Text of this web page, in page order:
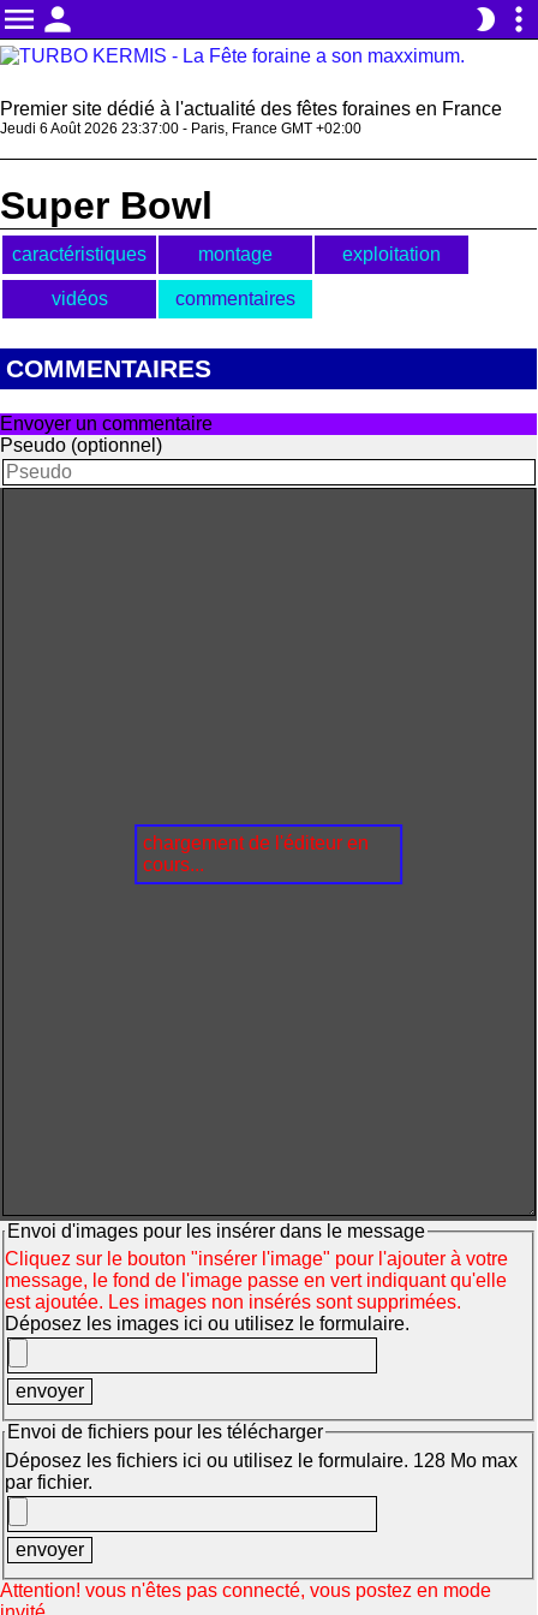
menu person brightness_2 more_vert
Premier site dédié à l'actualité des fêtes foraines en France
Jeudi 6 Août 2026 23:37:00 - Paris, France GMT +02:00
Super Bowl
caractéristiques montage exploitation
vidéos commentaires
COMMENTAIRES
Envoyer un commentaire
Pseudo (optionnel)
chargement de l'éditeur en
cours...
Envoi d'images pour les insérer dans le message
Cliquez sur le bouton "insérer l'image" pour l'ajouter à votre
message, le fond de l'image passe en vert indiquant qu'elle
est ajoutée. Les images non insérés sont supprimées.
Déposez les images ici ou utilisez le formulaire.
Envoi de fichiers pour les télécharger
Déposez les fichiers ici ou utilisez le formulaire. 128 Mo max
par fichier.
Attention! vous n'êtes pas connecté, vous postez en mode